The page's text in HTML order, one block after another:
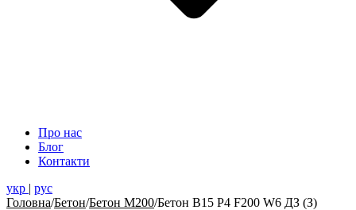
Про нас
Блог
Контакти
укр | рус
Головна/Бетон/Бетон М200/Бетон В15 Р4 F200 W6 ДЗ (З)